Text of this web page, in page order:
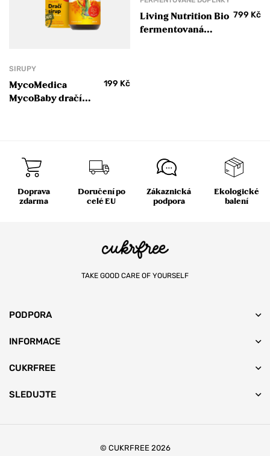
SIRUPY
MycoMedica
MycoBaby dračí
199 Kč
Living Nutrition Bio
fermentovaná
799 Kč
Doprava
zdarma
Doručení po
celé EU
Zákaznická
podpora
Ekologické
balení
TAKE GOOD CARE OF YOURSELF
PODPORA
INFORMACE
CUKRFREE
SLEDUJTE
© CUKRFREE 2026